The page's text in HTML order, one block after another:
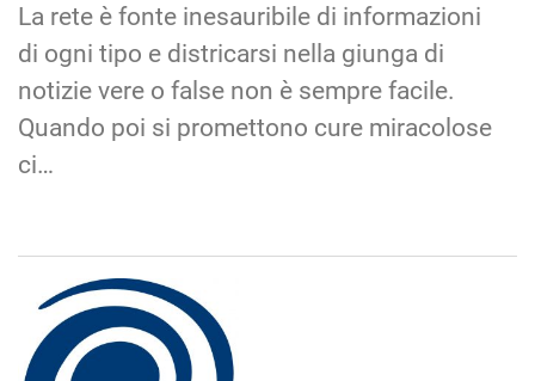
La rete è fonte inesauribile di informazioni
di ogni tipo e districarsi nella giunga di
notizie vere o false non è sempre facile.
Quando poi si promettono cure miracolose
ci…